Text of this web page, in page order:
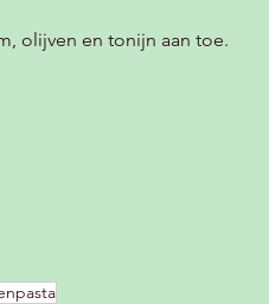
olijven en tonijn aan toe.